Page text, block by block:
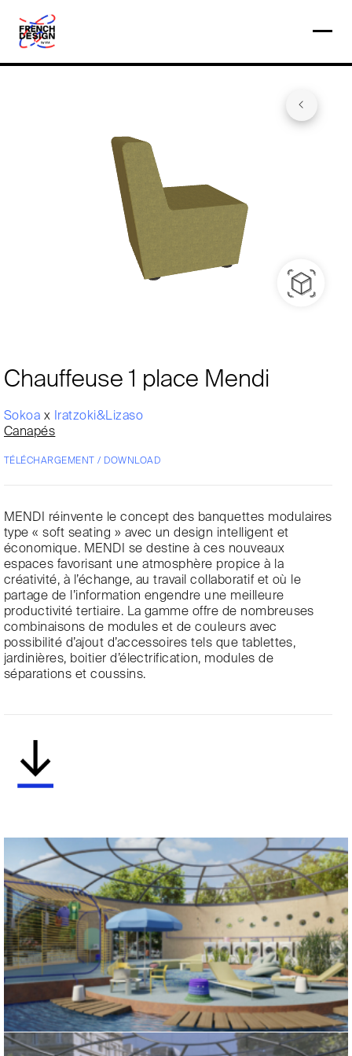
Chauffeuse 1 place Mendi
Sokoa x
Iratzoki&Lizaso
Canapés
TÉLÉCHARGEMENT / DOWNLOAD
MENDI réinvente le concept des banquettes modulaires
type « soft seating » avec un design intelligent et
économique. MENDI se destine à ces nouveaux
espaces favorisant une atmosphère propice à la
créativité, à l’échange, au travail collaboratif et où le
partage de l’information engendre une meilleure
productivité tertiaire. La gamme offre de nombreuses
combinaisons de modules et de couleurs avec
possibilité d’ajout d’accessoires tels que tablettes,
jardinières, boitier d’électrification, modules de
séparations et coussins.